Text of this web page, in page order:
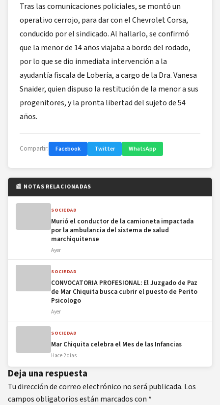
Tras las comunicaciones policiales, se montó un
operativo cerrojo, para dar con el Chevrolet Corsa,
conducido por el sindicado. Al hallarlo, se confirmó
que la menor de 14 años viajaba a bordo del rodado,
por lo que se dio inmediata intervención a la
ayudantía fiscala de Lobería, a cargo de la Dra. Vanesa
Snaider, quien dispuso la restitución de la menor a sus
progenitores, y la pronta libertad del sujeto de 54
años.
Compartir: Facebook Twitter WhatsApp
📰 NOTAS RELACIONADAS
SOCIEDAD
Murió el conductor de la camioneta impactada
por la ambulancia del sistema de salud
marchiquitense
Ayer
SOCIEDAD
CONVOCATORIA PROFESIONAL: El Juzgado de Paz
de Mar Chiquita busca cubrir el puesto de Perito
Psicologo
Ayer
SOCIEDAD
Mar Chiquita celebra el Mes de las Infancias
Hace 2 días
Deja una respuesta
Tu dirección de correo electrónico no será publicada. Los
campos obligatorios están marcados con *